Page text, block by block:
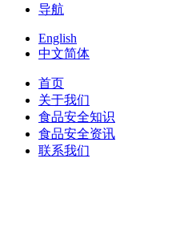
导航
English
中文简体
首页
关于我们
食品安全知识
食品安全资讯
联系我们